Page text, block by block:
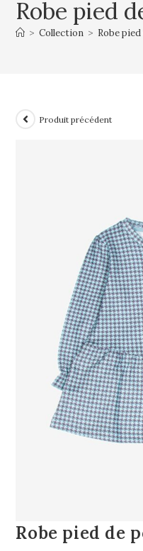
Robe pied
> Collection > Robe
Produit précédent
Robe pied de